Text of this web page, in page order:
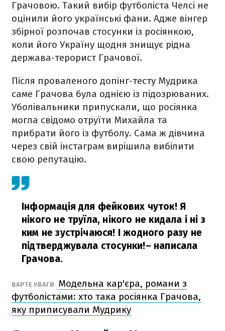
Грачовою. Такий вибір футболіста Челсі не
оцінили його українські фани. Адже вінгер
збірної розпочав стосунки із росіянкою,
коли його Україну щодня знищує рідна
держава-терорист Грачової.
Після проваленого допінг-тесту Мудрика
саме Грачова була однією із підозрюваних.
Уболівальники припускали, що росіянка
могла свідомо отруїти Михайла та
прибрати його із футболу. Сама ж дівчина
через свій інстаграм вирішила вибілити
свою репутацію.
Інформація для фейкових чуток! Я
нікого не труїла, нікого не кидала і ні з
ким не зустрічаюся! І жодного разу не
підтверджувала стосунки!– написала
Грачова.
ВАРТЕ УВАГИ
Модельна кар'єра, романи з
футболістами: хто така росіянка Грачова,
яку приписували Мудрику